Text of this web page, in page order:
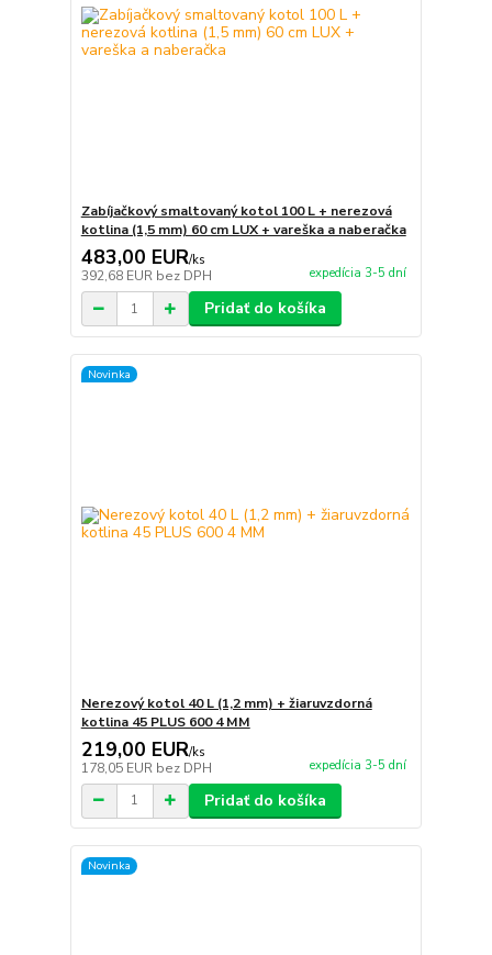
Zabíjačkový smaltovaný kotol 100 L + nerezová
kotlina (1,5 mm) 60 cm LUX + vareška a naberačka
483,00 EUR/ks
392,68 EUR bez DPH expedícia 3-5 dní
Pridať do košíka
Novinka
Nerezový kotol 40 L (1,2 mm) + žiaruvzdorná
kotlina 45 PLUS 600 4 MM
219,00 EUR/ks
178,05 EUR bez DPH expedícia 3-5 dní
Pridať do košíka
Novinka